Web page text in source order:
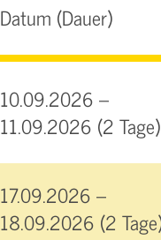
Datum (Dauer)
10.09.2026 –
11.09.2026 (2 Tage)
17.09.2026 –
18.09.2026 (2